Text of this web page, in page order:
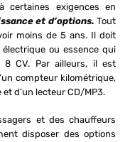
certaines exigences en
et d’options. Tout
moins de 5 ans. Il doit
ou essence qui
8 CV. Par ailleurs, il est
compteur kilométrique,
d’un lecteur CD/MP3.
et des chauffeurs
disposer des options